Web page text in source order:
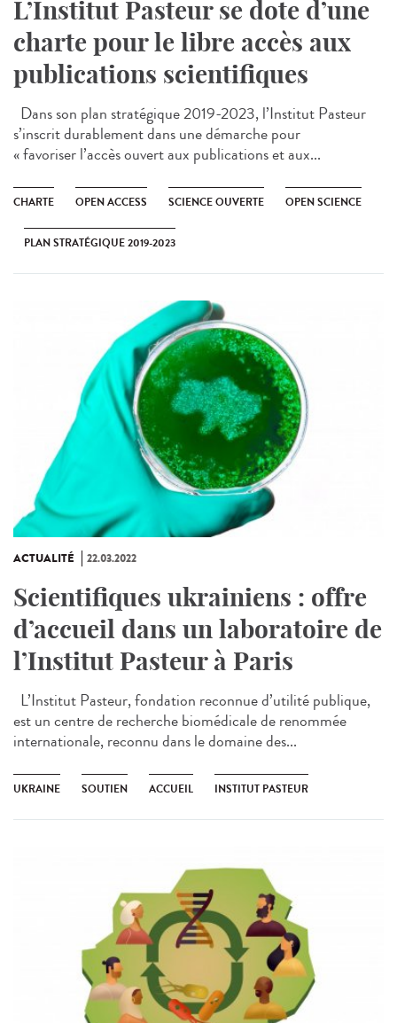
L’Institut Pasteur se dote d’une
charte pour le libre accès aux
publications scientifiques
Dans son plan stratégique 2019-2023, l’Institut Pasteur
s’inscrit durablement dans une démarche pour
« favoriser l’accès ouvert aux publications et aux...
CHARTE OPEN ACCESS SCIENCE OUVERTE OPEN SCIENCE
PLAN STRATÉGIQUE 2019-2023
ACTUALITÉ 22.03.2022
Scientifiques ukrainiens : offre
d’accueil dans un laboratoire de
l’Institut Pasteur à Paris
L’Institut Pasteur, fondation reconnue d’utilité publique,
est un centre de recherche biomédicale de renommée
internationale, reconnu dans le domaine des...
UKRAINE SOUTIEN ACCUEIL INSTITUT PASTEUR